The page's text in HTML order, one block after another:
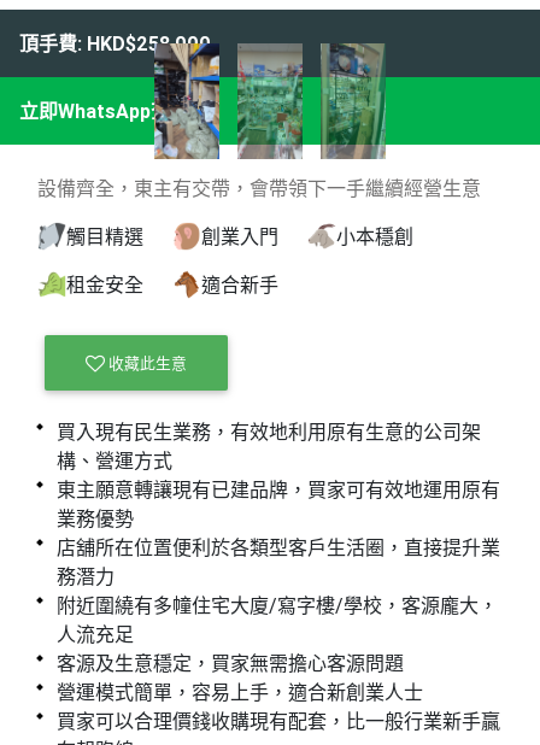
頂手費: HKD$258,000
立即WhatsApp查詢
設備齊全，東主有交帶，會帶領下一手繼續經營生意
觸目精選
創業入門
小本穩創
租金安全
適合新手
收藏此生意
買入現有民生業務，有效地利用原有生意的公司架
構、營運方式
東主願意轉讓現有已建品牌，買家可有效地運用原有
業務優勢
店舖所在位置便利於各類型客戶生活圈，直接提升業
務潛力
附近圍繞有多幢住宅大廈/寫字樓/學校，客源龐大，
人流充足
客源及生意穩定，買家無需擔心客源問題
營運模式簡單，容易上手，適合新創業人士
買家可以合理價錢收購現有配套，比一般行業新手贏